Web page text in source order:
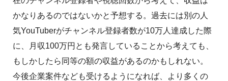
かなりあるのではないかと予想する。過去には別の人
気YouTuberがチャンネル登録者数が10万人達成した際
に、月収100万円とも発言していることから考えても、
もしかしたら同等の額の収益があるのかもしれない。
今後企業案件なども受けるようになれば、より多くの